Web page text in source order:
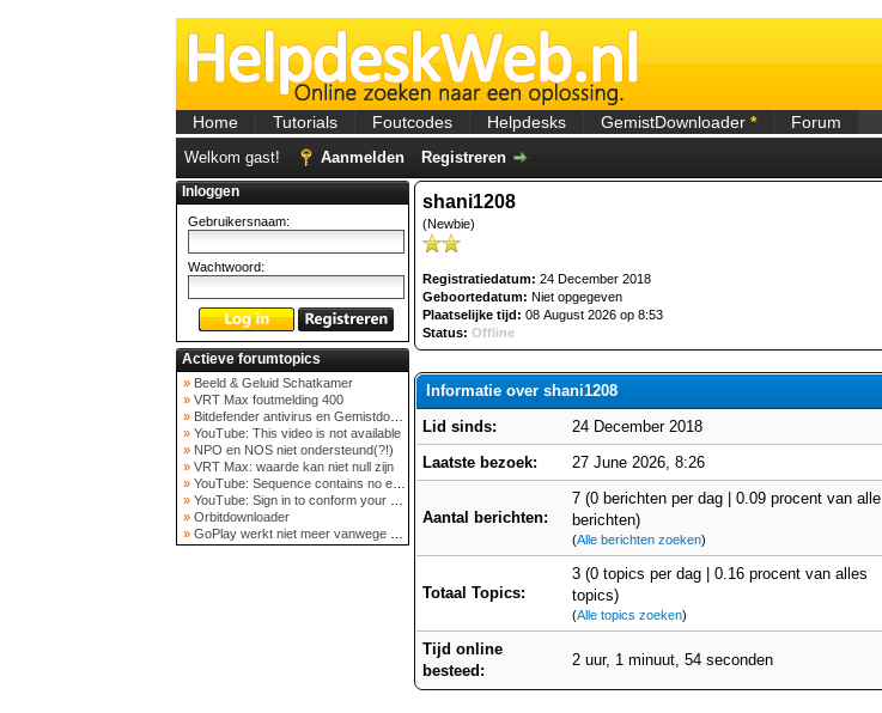
Home Tutorials Foutcodes Helpdesks GemistDownloader * Forum
Welkom gast! Aanmelden Registreren
Inloggen
Gebruikersnaam:
Wachtwoord:
Actieve forumtopics
» Beeld & Geluid Schatkamer
» VRT Max foutmelding 400
» Bitdefender antivirus en Gemistdowloader
» YouTube: This video is not available
» NPO en NOS niet ondersteund(?!)
» VRT Max: waarde kan niet null zijn
» YouTube: Sequence contains no elements
» YouTube: Sign in to conform your not a bot
» Orbitdownloader
» GoPlay werkt niet meer vanwege nieuwe webadres
shani1208
(Newbie)
Registratiedatum: 24 December 2018
Geboortedatum: Niet opgegeven
Plaatselijke tijd: 08 August 2026 op 8:53
Status: Offline
Informatie over shani1208
Lid sinds:
24 December 2018
Laatste bezoek:
27 June 2026, 8:26
Aantal berichten:
7 (0 berichten per dag | 0.09 procent van alle
berichten)
(Alle berichten zoeken)
Totaal Topics:
3 (0 topics per dag | 0.16 procent van alles
topics)
(Alle topics zoeken)
Tijd online
besteed:
2 uur, 1 minuut, 54 seconden